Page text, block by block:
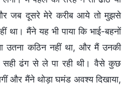
जब दूसरे मेरे करीब आये तो मुझसे
था। मैंने यह भी पाया कि भाई-बहनों
उतना कठिन नहीं था, और मैं उनकी
सही ढंग से ले पा रही थी। वैसे कुछ
और मैंने थोड़ा घमंड अवश्य दिखाया,